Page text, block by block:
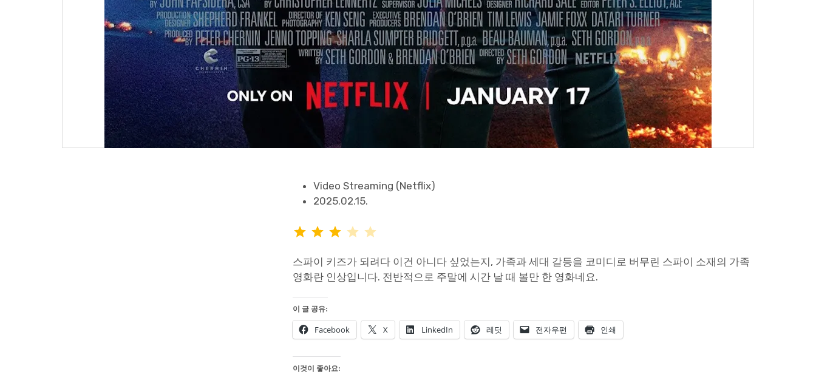
Video Streaming (Netflix)
2025.02.15.
스파이 키즈가 되려다 이건 아니다 싶었는지, 가족과 세대 갈등을 코미디로 버무린 스파이 소재의 가족
영화란 인상입니다. 전반적으로 주말에 시간 날 때 볼만 한 영화네요.
이 글 공유:
Facebook X LinkedIn 레딧 전자우편 인쇄
이것이 좋아요: